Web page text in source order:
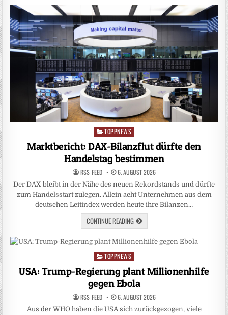
Posted
in
TOPPNEWS
Marktbericht: DAX-Bilanzflut dürfte den
Handelstag bestimmen
RSS-FEED 6. AUGUST 2026
Der DAX bleibt in der Nähe des neuen Rekordstands und dürfte
zum Handelsstart zulegen. Allein acht Unternehmen aus dem
deutschen Leitindex werden heute ihre Bilanzen…
CONTINUE READING
Posted
in
TOPPNEWS
USA: Trump-Regierung plant Millionenhilfe
gegen Ebola
RSS-FEED 6. AUGUST 2026
Aus der WHO haben die USA sich zurückgezogen, viele